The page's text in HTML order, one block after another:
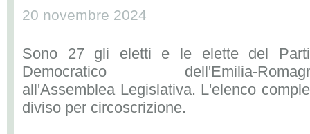
20 novembre 2024
Sono 27 gli eletti e le elette del
Democratico dell'Emilia-
all'Assemblea Legislativa. L'elenco
diviso per circoscrizione.